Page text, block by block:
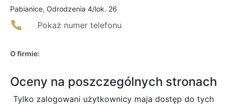
Pabianice, Odrodzenia 4/lok. 26
Pokaż numer telefonu
O firmie:
Oceny na poszczególnych stronach
Tylko zalogowani użytkownicy maja dostęp do tych